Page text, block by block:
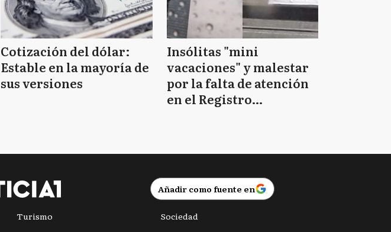
Cotización del dólar:
Estable en la mayoría de
sus versiones
Insólitas "mini
vacaciones" y malestar
por la falta de atención
en el Registro
Añadir como fuente en
Turismo
Sociedad